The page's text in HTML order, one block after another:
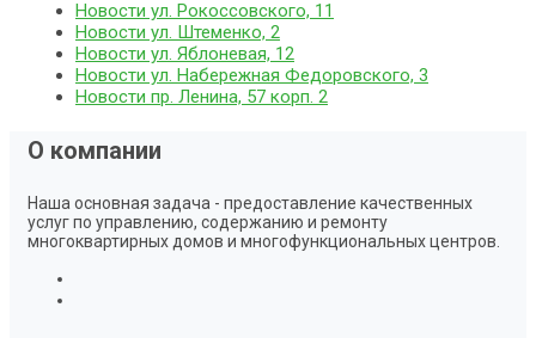
Новости ул. Рокоссовского, 11
Новости ул. Штеменко, 2
Новости ул. Яблоневая, 12
Новости ул. Набережная Федоровского, 3
Новости пр. Ленина, 57 корп. 2
О компании
Наша основная задача - предоставление качественных
услуг по управлению, содержанию и ремонту
многоквартирных домов и многофункциональных центров.